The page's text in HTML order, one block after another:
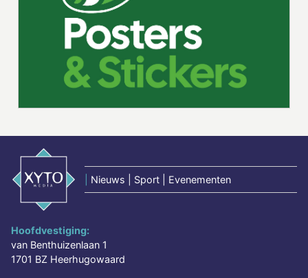
Nieuws | Sport | Evenementen
Hoofdvestiging:
van Benthuizenlaan 1
1701 BZ Heerhugowaard